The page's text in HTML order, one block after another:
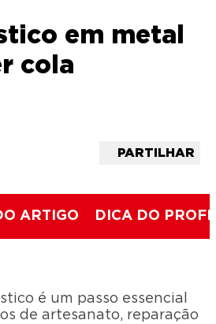
em metal
cola
PARTILHAR
ARTIGO DICA DO
é um passo essencial
de artesanato, reparação